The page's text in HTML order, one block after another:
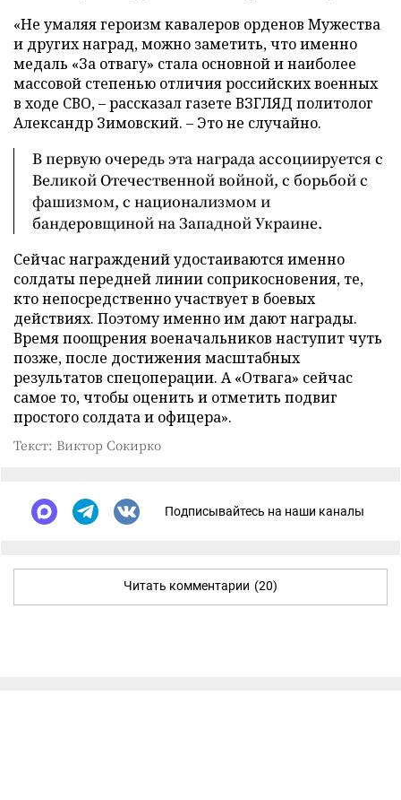
«Не умаляя героизм кавалеров орденов Мужества
и других наград, можно заметить, что именно
медаль «За отвагу» стала основной и наиболее
массовой степенью отличия российских военных
в ходе СВО, – рассказал газете ВЗГЛЯД политолог
Александр Зимовский. – Это не случайно.
В первую очередь эта награда ассоциируется с
Великой Отечественной войной, с борьбой с
фашизмом, с национализмом и
бандеровщиной на Западной Украине.
Сейчас награждений удостаиваются именно
солдаты передней линии соприкосновения, те,
кто непосредственно участвует в боевых
действиях. Поэтому именно им дают награды.
Время поощрения военачальников наступит чуть
позже, после достижения масштабных
результатов спецоперации. А «Отвага» сейчас
самое то, чтобы оценить и отметить подвиг
простого солдата и офицера».
Текст: Виктор Сокирко
Подписывайтесь на наши каналы
Читать комментарии (20)